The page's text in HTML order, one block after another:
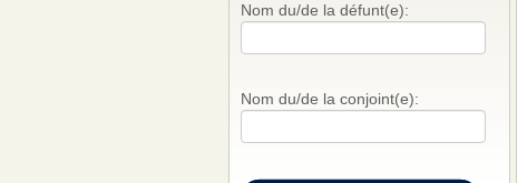
Nom du/de la défunt(e):
Nom du/de la conjoint(e):